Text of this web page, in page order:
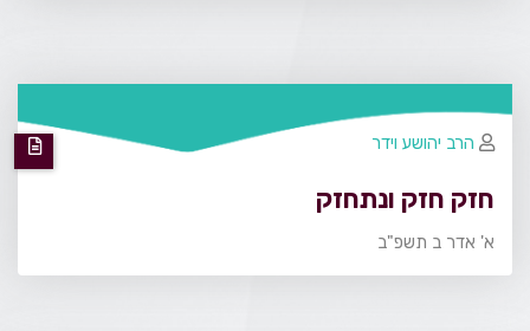
חזק חזק ונתחזק
א' אדר ב תשפ"ב
הרב יהושע וידר